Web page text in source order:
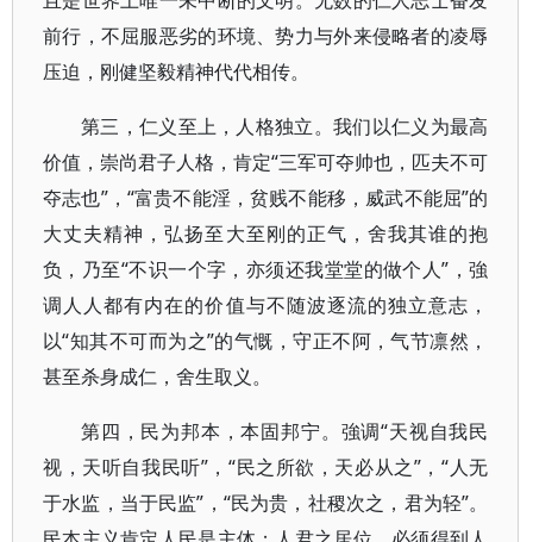
前行，不屈服恶劣的环境、势力与外来侵略者的凌辱
压迫，刚健坚毅精神代代相传。
第三，仁义至上，人格独立。我们以仁义为最高
价值，崇尚君子人格，肯定“三军可夺帅也，匹夫不可
夺志也”，“富贵不能淫，贫贱不能移，威武不能屈”的
大丈夫精神，弘扬至大至刚的正气，舍我其谁的抱
负，乃至“不识一个字，亦须还我堂堂的做个人”，強
调人人都有内在的价值与不随波逐流的独立意志，
以“知其不可而为之”的气慨，守正不阿，气节凛然，
甚至杀身成仁，舍生取义。
第四，民为邦本，本固邦宁。強调“天视自我民
视，天听自我民听”，“民之所欲，天必从之”，“人无
于水监，当于民监”，“民为贵，社稷次之，君为轻”。